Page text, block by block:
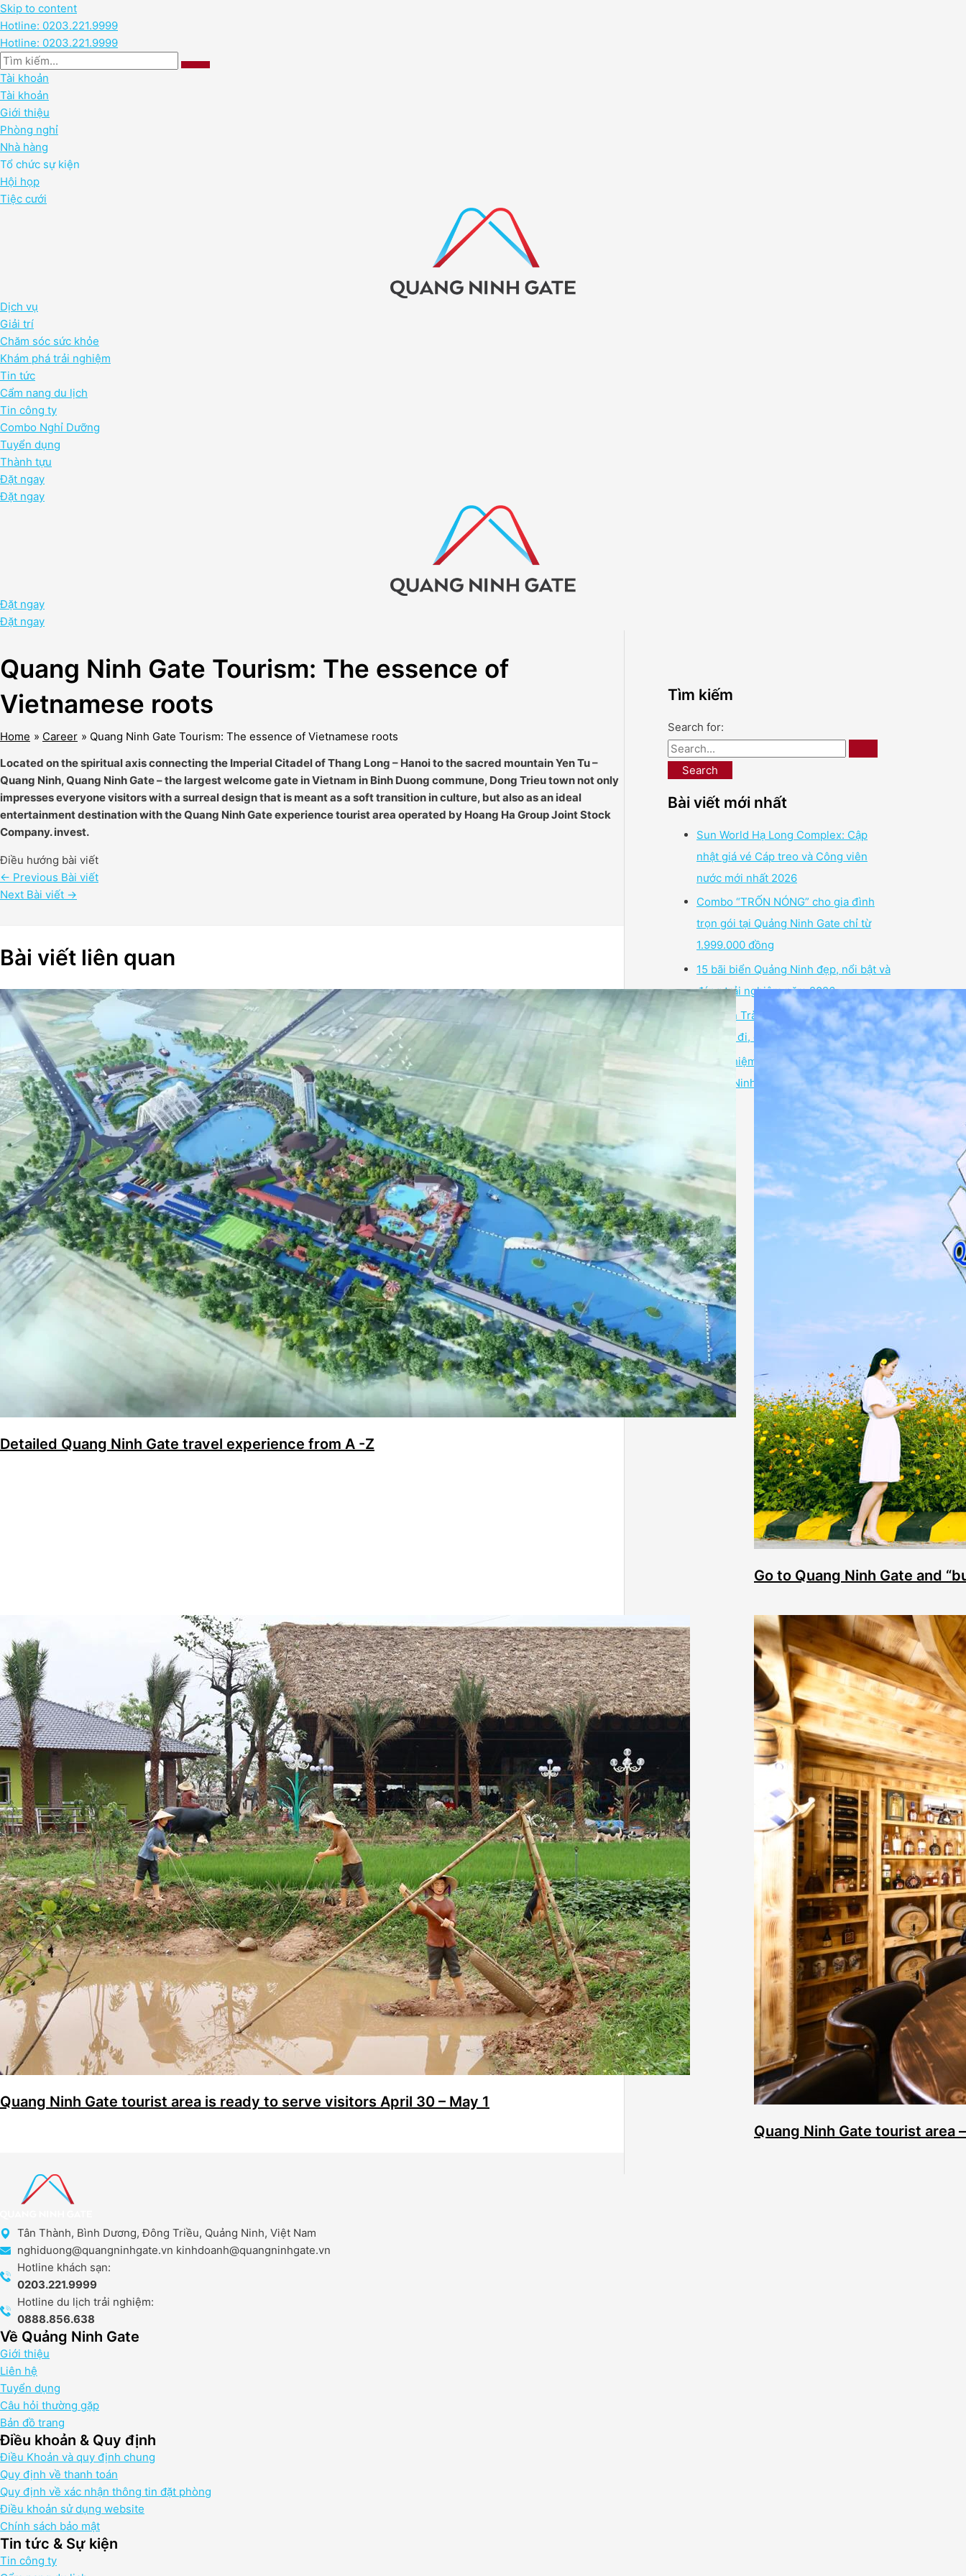
Skip to content
Hotline: 0203.221.9999
Hotline: 0203.221.9999
Tài khoản
Tài khoản
Giới thiệu
Phòng nghỉ
Nhà hàng
Tổ chức sự kiện
Hội họp
Tiệc cưới
Dịch vụ
Giải trí
Chăm sóc sức khỏe
Khám phá trải nghiệm
Tin tức
Cẩm nang du lịch
Tin công ty
Combo Nghỉ Dưỡng
Tuyển dụng
Thành tựu
Đặt ngay
Đặt ngay
Đặt ngay
Đặt ngay
Quang Ninh Gate Tourism: The essence of
Vietnamese roots
Home Career
Quang Ninh Gate Tourism: The essence of Vietnamese roots
Located on the spiritual axis connecting the Imperial Citadel of Thang Long – Hanoi to the sacred mountain Yen Tu –
Quang Ninh, Quang Ninh Gate – the largest welcome gate in Vietnam in Binh Duong commune, Dong Trieu town not only
impresses everyone visitors with a surreal design that is meant as a soft transition in culture, but also as an ideal
entertainment destination with the Quang Ninh Gate experience tourist area operated by Hoang Ha Group Joint Stock
Company. invest.
Điều hướng bài viết
← Previous Bài viết
Next Bài viết →
Bài viết liên quan
Detailed Quang Ninh Gate travel experience from A -Z
Go to Quang Ninh Gate and
Quang Ninh Gate tourist area is ready to serve visitors April 30 – May 1
Quang Ninh Gate tourist area
Tìm kiếm
Search for:
Bài viết mới nhất
Sun World Hạ Long Complex: Cập
nhật giá vé Cáp treo và Công viên
nước mới nhất 2026
Combo “TRỐN NÓNG” cho gia đình
trọn gói tại Quảng Ninh Gate chỉ từ
1.999.000 đồng
15 bãi biển Quảng Ninh đẹp, nổi bật và
đáng trải nghiệm năm 2026
Bãi biển Trà Cổ Quảng Ninh: Kinh
nghiệm đi, chơi, ăn ở từ A–Z 2026
Trải nghiệm STEM tên lửa nước tại
Quảng Ninh Gate 2026 từ A-Z
Tân Thành, Bình Dương, Đông Triều, Quảng Ninh, Việt Nam
nghiduong@quangninhgate.vn kinhdoanh@quangninhgate.vn
Hotline khách sạn:
0203.221.9999
Hotline du lịch trải nghiệm:
0888.856.638
Về Quảng Ninh Gate
Giới thiệu
Liên hệ
Tuyển dụng
Câu hỏi thường gặp
Bản đồ trang
Điều khoản & Quy định
Điều Khoản và quy định chung
Quy định về thanh toán
Quy định về xác nhận thông tin đặt phòng
Điều khoản sử dụng website
Chính sách bảo mật
Tin tức & Sự kiện
Tin công ty